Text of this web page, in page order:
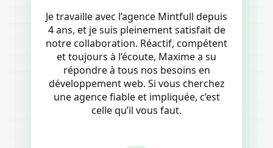
Je travaille avec l’agence Mintfull depuis
4 ans, et je suis pleinement satisfait de
notre collaboration. Réactif, compétent
et toujours à l’écoute, Maxime a su
répondre à tous nos besoins en
développement web. Si vous cherchez
une agence fiable et impliquée, c’est
celle qu’il vous faut.